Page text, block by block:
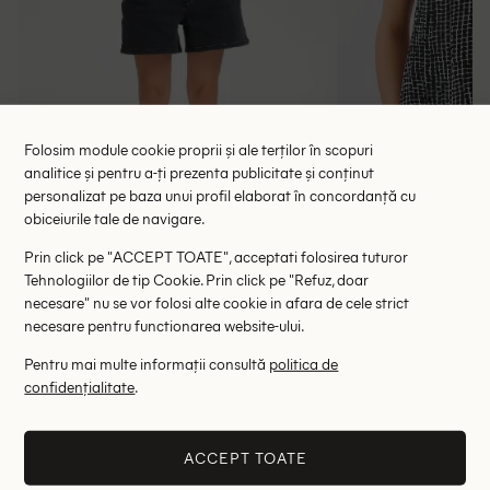
Bluza Gestuz, negru
97.00 lei 255.00 lei
RRP: 605.00 lei
Folosim module cookie proprii și ale terților în scopuri
analitice și pentru a-ți prezenta publicitate și conținut
personalizat pe baza unui profil elaborat în concordanță cu
obiceiurile tale de navigare.
Prin click pe "ACCEPT TOATE", acceptati folosirea tuturor
Tehnologiilor de tip Cookie. Prin click pe "Refuz, doar
necesare" nu se vor folosi alte cookie in afara de cele strict
necesare pentru functionarea website-ului.
Pentru mai multe informații consultă politica de
confidențialitate.
ACCEPT TOATE